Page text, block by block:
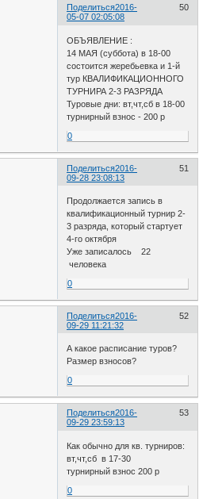
Поделиться 50
2016-
05-07 02:05:08
ОБЪЯВЛЕНИЕ :
14 МАЯ (суббота) в 18-00
состоится жеребьевка и 1-й
тур КВАЛИФИКАЦИОННОГО
ТУРНИРА 2-3 РАЗРЯДА
Туровые дни: вт,чт,сб в 18-00
турнирный взнос - 200 р
0
Поделиться 51
2016-
09-28 23:08:13
Продолжается запись в
квалификационный турнир 2-
3 разряда, который стартует
4-го октября
Уже записалось 22
человека
0
Поделиться 52
2016-
09-29 11:21:32
А какое расписание туров?
Размер взносов?
0
Поделиться 53
2016-
09-29 23:59:13
Как обычно для кв. турниров:
вт,чт,сб в 17-30
турнирный взнос 200 р
0